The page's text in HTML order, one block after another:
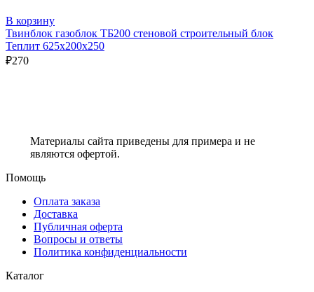
В корзину
Твинблок газоблок ТБ200 стеновой строительный блок
Теплит 625х200х250
₽270
Материалы сайта приведены для примера и не
являются офертой.
Помощь
Оплата заказа
Доставка
Публичная оферта
Вопросы и ответы
Политика конфиденциальности
Каталог